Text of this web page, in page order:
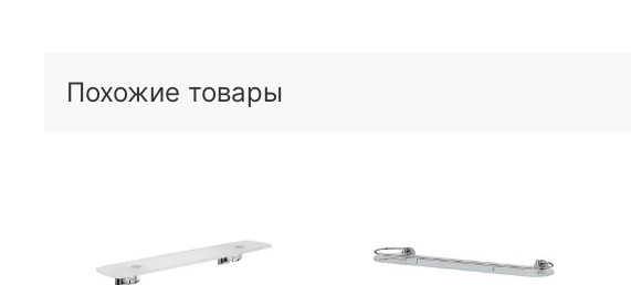
Похожие товары